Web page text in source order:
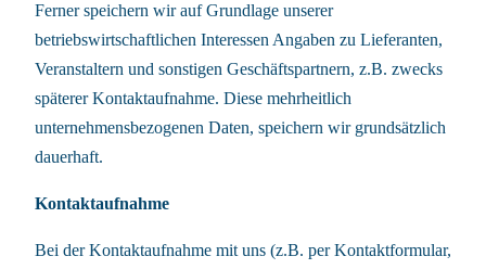
Ferner speichern wir auf Grundlage unserer
betriebswirtschaftlichen Interessen Angaben zu Lieferanten,
Veranstaltern und sonstigen Geschäftspartnern, z.B. zwecks
späterer Kontaktaufnahme. Diese mehrheitlich
unternehmensbezogenen Daten, speichern wir grundsätzlich
dauerhaft.
Kontaktaufnahme
Bei der Kontaktaufnahme mit uns (z.B. per Kontaktformular,